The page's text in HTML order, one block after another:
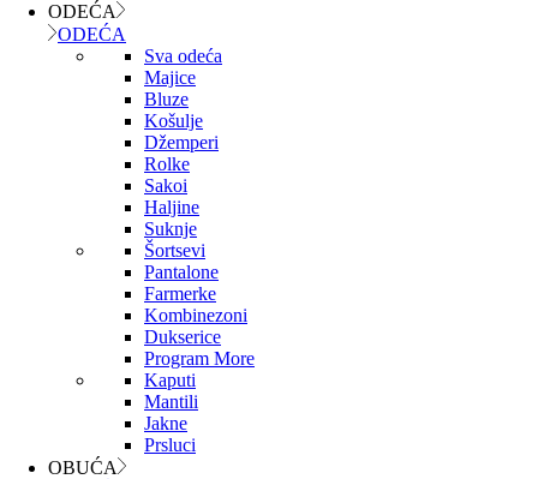
ODEĆA
ODEĆA
Sva odeća
Majice
Bluze
Košulje
Džemperi
Rolke
Sakoi
Haljine
Suknje
Šortsevi
Pantalone
Farmerke
Kombinezoni
Dukserice
Program More
Kaputi
Mantili
Jakne
Prsluci
OBUĆA